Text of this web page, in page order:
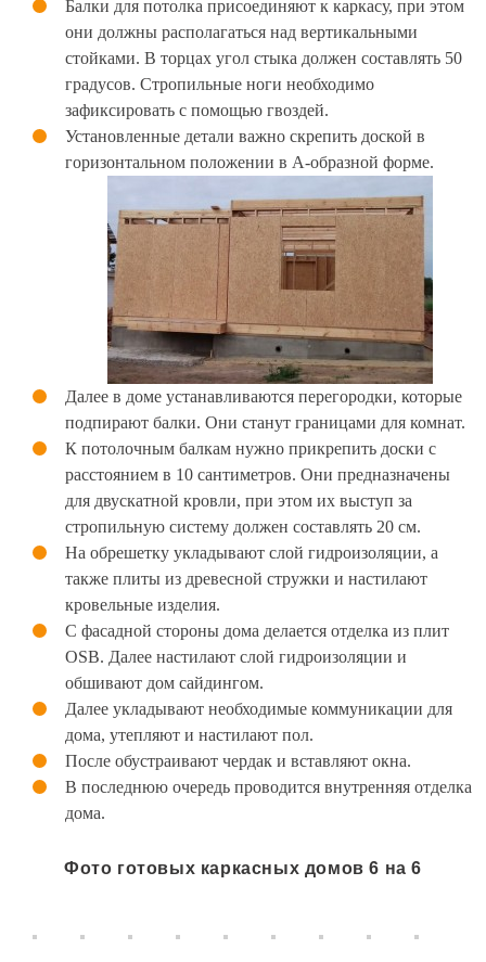
Балки для потолка присоединяют к каркасу, при этом
они должны располагаться над вертикальными
стойками. В торцах угол стыка должен составлять 50
градусов. Стропильные ноги необходимо
зафиксировать с помощью гвоздей.
Установленные детали важно скрепить доской в
горизонтальном положении в А-образной форме.
Далее в доме устанавливаются перегородки, которые
подпирают балки. Они станут границами для комнат.
К потолочным балкам нужно прикрепить доски с
расстоянием в 10 сантиметров. Они предназначены
для двускатной кровли, при этом их выступ за
стропильную систему должен составлять 20 см.
На обрешетку укладывают слой гидроизоляции, а
также плиты из древесной стружки и настилают
кровельные изделия.
С фасадной стороны дома делается отделка из плит
OSB. Далее настилают слой гидроизоляции и
обшивают дом сайдингом.
Далее укладывают необходимые коммуникации для
дома, утепляют и настилают пол.
После обустраивают чердак и вставляют окна.
В последнюю очередь проводится внутренняя отделка
дома.
Фото готовых каркасных домов 6 на 6